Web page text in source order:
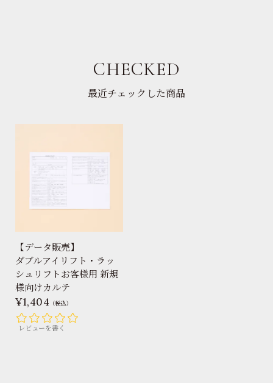
CHECKED
最近チェックした商品
【データ販売】
ダブルアイリフト・ラッ
シュリフトお客様用 新規
様向けカルテ
1,404 （税込）
レビューを書く